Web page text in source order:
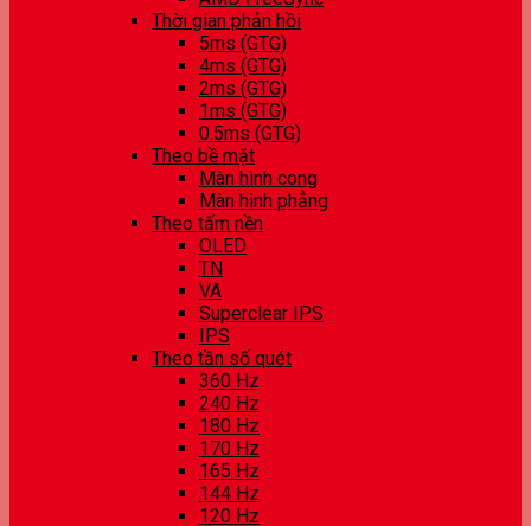
Thời gian phản hồi
5ms (GTG)
4ms (GTG)
2ms (GTG)
1ms (GTG)
0.5ms (GTG)
Theo bề mặt
Màn hình cong
Màn hình phẳng
Theo tấm nền
OLED
TN
VA
Superclear IPS
IPS
Theo tần số quét
360 Hz
240 Hz
180 Hz
170 Hz
165 Hz
144 Hz
120 Hz